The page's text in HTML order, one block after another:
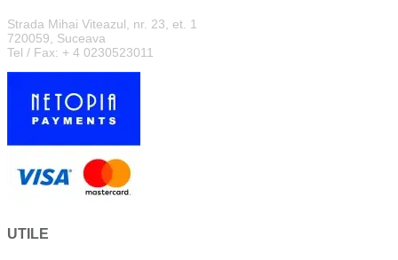
Strada Mihai Viteazul, nr. 23, et. 1
720059, Suceava
Tel / Fax: + 4 0230523011
UTILE